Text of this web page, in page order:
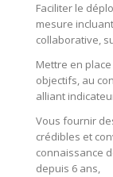
Faciliter le
mesure
collaborative,
Mettre en
objectifs, au
alliant
Vous fournir
crédibles et
connaissance
depuis 6 ans,